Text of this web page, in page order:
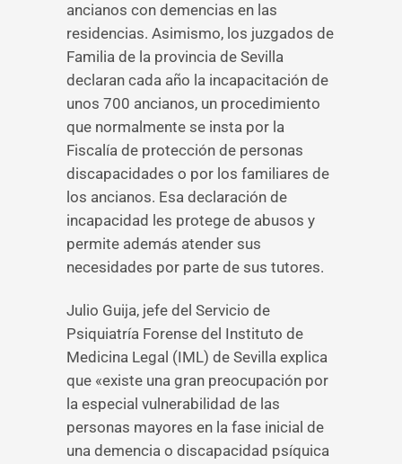
ancianos con demencias en las
residencias. Asimismo, los juzgados de
Familia de la provincia de Sevilla
declaran cada año la incapacitación de
unos 700 ancianos, un procedimiento
que normalmente se insta por la
Fiscalía de protección de personas
discapacidades o por los familiares de
los ancianos. Esa declaración de
incapacidad les protege de abusos y
permite además atender sus
necesidades por parte de sus tutores.
Julio Guija, jefe del Servicio de
Psiquiatría Forense del Instituto de
Medicina Legal (IML) de Sevilla explica
que «existe una gran preocupación por
la especial vulnerabilidad de las
personas mayores en la fase inicial de
una demencia o discapacidad psíquica